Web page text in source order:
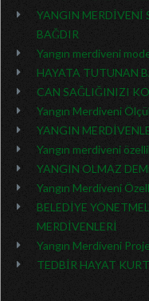
YANGIN MERDİVENİ
BAĞDIR
Yangın merdiveni
HAYATA TUTUNAN
CAN SAĞLIĞINIZI
Yangın Merdiveni
YANGIN
Yangın merdiveni
YANGIN OLMAZ
Yangın Merdiveni
BELEDİYE
MERDİVENLERİ
Yangın Merdiveni
TEDBİR HAYAT